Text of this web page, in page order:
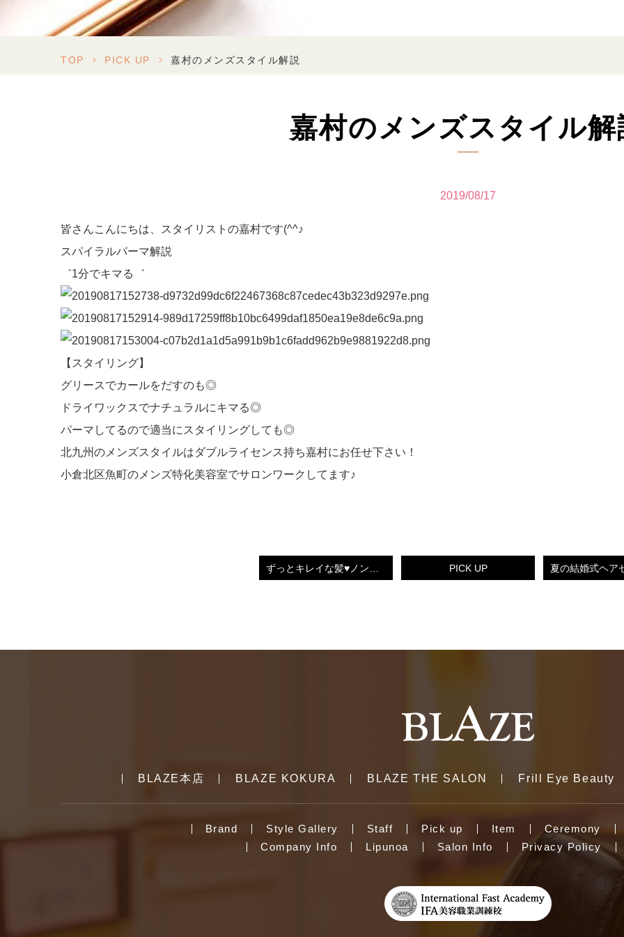
TOP > PICK UP > 嘉村のメンズスタイル解説
嘉村のメンズスタイル解
2019/08/17
皆さんこんにちは、スタイリストの嘉村です(^^♪
スパイラルパーマ解説
゛1分でキマる゛
【スタイリング】
グリースでカールをだすのも◎
ドライワックスでナチュラルにキマる◎
パーマしてるので適当にスタイリングしても◎
北九州のメンズスタイルはダブルライセンス持ち嘉村にお任せ下さい！
小倉北区魚町のメンズ特化美容室でサロンワークしてます♪
PICK UP
BLAZE本店 BLAZE KOKURA BLAZE THE SALON Frill Eye Beauty
Brand Style Gallery Staff Pick up Item Ceremony
Company Info
Lipunoa Salon Info Privacy Policy